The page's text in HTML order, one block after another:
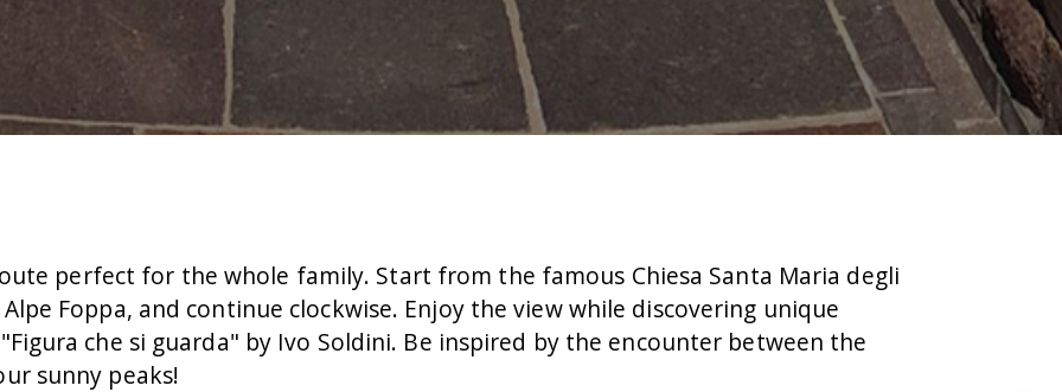
perfect for the whole family. Start from the famous Chiesa Santa Maria degli
Foppa, and continue clockwise. Enjoy the view while discovering unique
che si guarda" by Ivo Soldini. Be inspired by the encounter between the
sunny peaks!